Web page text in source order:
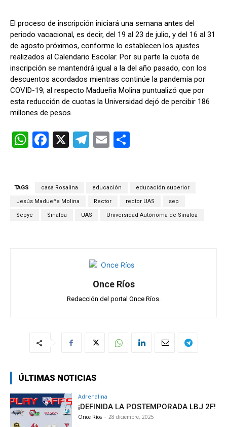
El proceso de inscripción iniciará una semana antes del
periodo vacacional, es decir, del 19 al 23 de julio, y del 16 al 31
de agosto próximos, conforme lo establecen los ajustes
realizados al Calendario Escolar. Por su parte la cuota de
inscripción se mantendrá igual a la del año pasado, con los
descuentos acordados mientras continúe la pandemia por
COVID-19; al respecto Madueña Molina puntualizó que por
esta reducción de cuotas la Universidad dejó de percibir 186
millones de pesos.
W
A
p
F
b
o
o
X
T
gr
a
m
E
p
ar
tir
TAGS casa Rosalina educación educación superior
Jesús Madueña Molina Rector rector UAS sep
Sepyc Sinaloa UAS Universidad Autónoma de Sinaloa
Once Ríos
Redacción del portal Once Ríos.
ÚLTIMAS NOTICIAS
Adrenalina
¡DEFINIDA LA POSTEMPORADA LBJ 2F!
Once Ríos - 28 diciembre, 2025